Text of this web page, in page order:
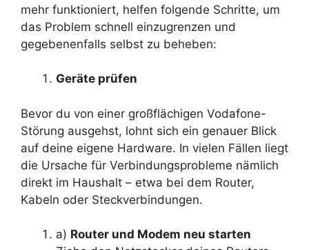
mehr funktioniert, helfen folgende Schritte, um
das Problem schnell einzugrenzen und
gegebenenfalls selbst zu beheben:
Geräte prüfen
Bevor du von einer großflächigen Vodafone-
Störung ausgehst, lohnt sich ein genauer Blick
auf deine eigene Hardware. In vielen Fällen liegt
die Ursache für Verbindungsprobleme nämlich
direkt im Haushalt – etwa bei dem Router,
Kabeln oder Steckverbindungen.
a) Router und Modem neu starten